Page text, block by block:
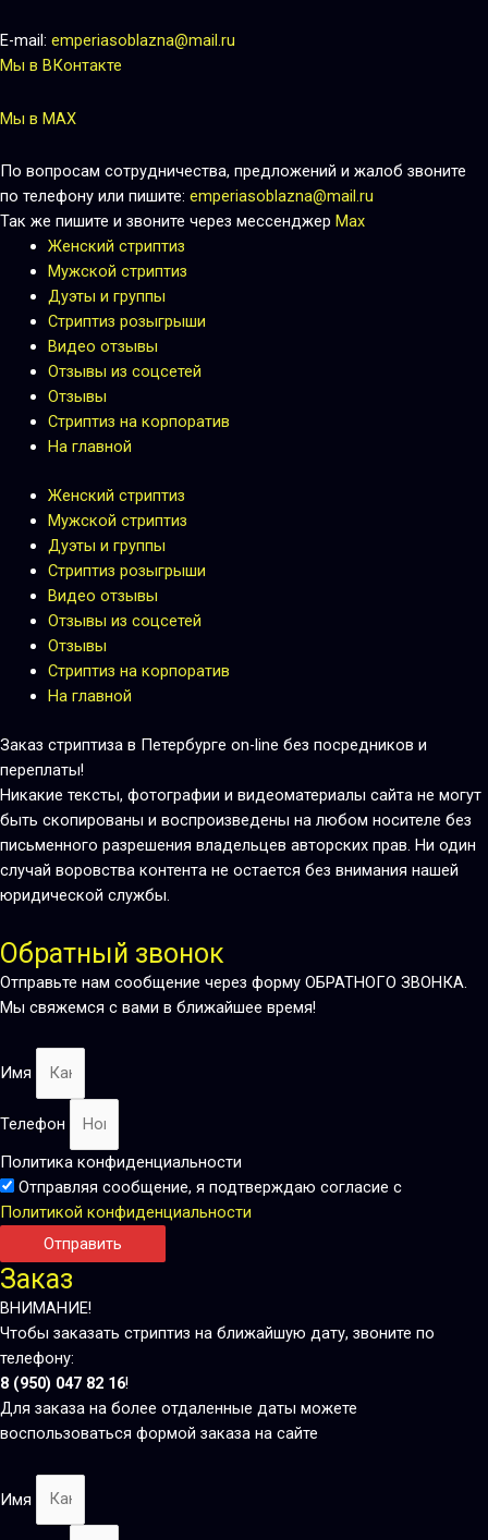
E-mail: emperiasoblazna@mail.ru
Мы в ВКонтакте
Мы в MAX
По вопросам сотрудничества, предложений и жалоб звоните
по телефону или пишите: emperiasoblazna@mail.ru
Так же пишите и звоните через мессенджер Max
Женский стриптиз
Мужской стриптиз
Дуэты и группы
Стриптиз розыгрыши
Видео отзывы
Отзывы из соцсетей
Отзывы
Стриптиз на корпоратив
На главной
Женский стриптиз
Мужской стриптиз
Дуэты и группы
Стриптиз розыгрыши
Видео отзывы
Отзывы из соцсетей
Отзывы
Стриптиз на корпоратив
На главной
Заказ стриптиза в Петербурге on-line без посредников и
переплаты!
Никакие тексты, фотографии и видеоматериалы сайта не могут
быть скопированы и воспроизведены на любом носителе без
письменного разрешения владельцев авторских прав. Ни один
случай воровства контента не остается без внимания нашей
юридической службы.
Обратный звонок
Отправьте нам сообщение через форму ОБРАТНОГО ЗВОНКА.
Мы свяжемся с вами в ближайшее время!
Имя
Телефон
Политика конфиденциальности
Отправляя сообщение, я подтверждаю согласие с
Политикой конфиденциальности
Отправить
Заказ
ВНИМАНИЕ!
Чтобы заказать стриптиз на ближайшую дату, звоните по
телефону:
8 (950) 047 82 16!
Для заказа на более отдаленные даты можете
воспользоваться формой заказа на сайте
Имя